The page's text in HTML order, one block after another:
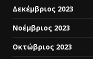
Δεκέμβριος 2023
Νοέμβριος 2023
Οκτώβριος 2023